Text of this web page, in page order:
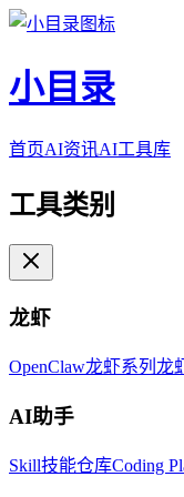
小目录
首页AI资讯AI工具库
工具类别
龙虾
OpenClaw龙虾系列 龙
AI助手
Skill技能仓库Coding